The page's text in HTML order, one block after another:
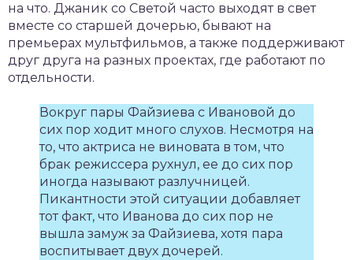
на что. Джаник со Светой часто выходят в свет
вместе со старшей дочерью, бывают на
премьерах мультфильмов, а также поддерживают
друг друга на разных проектах, где работают по
отдельности.
Вокруг пары Файзиева с Ивановой до
сих пор ходит много слухов. Несмотря на
то, что актриса не виновата в том, что
брак режиссера рухнул, ее до сих пор
иногда называют разлучницей.
Пикантности этой ситуации добавляет
тот факт, что Иванова до сих пор не
вышла замуж за Файзиева, хотя пара
воспитывает двух дочерей.